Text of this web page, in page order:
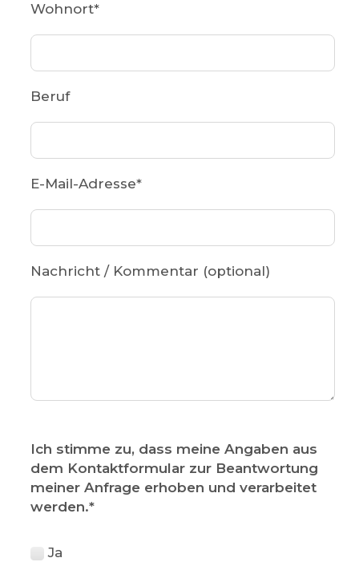
Wohnort*
Beruf
E-Mail-Adresse*
Nachricht / Kommentar (optional)
Ich stimme zu, dass meine Angaben aus
dem Kontaktformular zur Beantwortung
meiner Anfrage erhoben und verarbeitet
werden.*
Ja